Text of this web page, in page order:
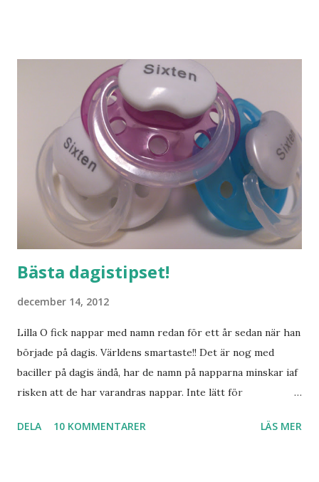
lånade från www.ystad.se
Bästa dagistipset!
december 14, 2012
Lilla O fick nappar med namn redan för ett år sedan när han
började på dagis. Världens smartaste!! Det är nog med
baciller på dagis ändå, har de namn på napparna minskar iaf
risken att de har varandras nappar. Inte lätt för
annars. Nu ska ju inte Lilla S börja dagis riktigt än, men det
DELA 10 KOMMENTARER LÄS MER